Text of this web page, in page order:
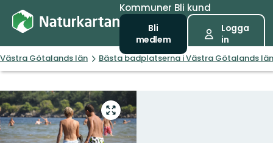
Kommuner Bli kund
Bli
medlem
Logga
in
Västra Götalands län Bästa badplatserna i Västra Götalands län
Gå
till
helskärmsläge